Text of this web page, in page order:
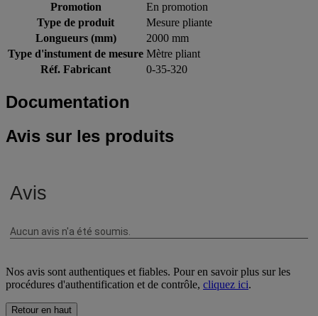
Promotion
En promotion
Type de produit
Mesure pliante
Longueurs (mm)
2000 mm
Type d'instument de mesure Mètre pliant
Réf. Fabricant
0-35-320
Documentation
Avis sur les produits
Nos avis sont authentiques et fiables. Pour en savoir plus sur les
procédures d'authentification et de contrôle, cliquez ici.
Retour en haut